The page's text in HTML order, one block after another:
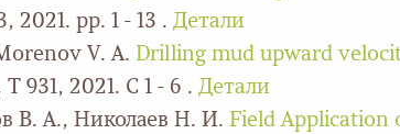
2021. pp. 1 - 13 . Детали
V. A. Drilling mud upward
931, 2021. С 1 - 6 . Детали
В. А., Николаев Н. И. Field Application